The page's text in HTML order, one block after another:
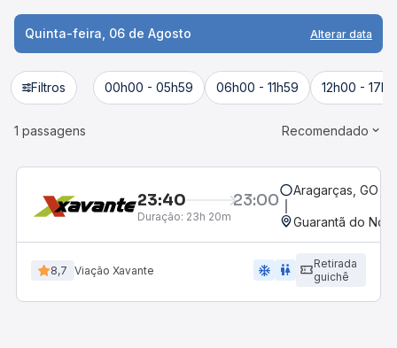
Quinta-feira, 06 de Agosto Alterar data
Filtros 00h00 - 05h59 06h00 - 11h59 12h00 -
1 passagens Recomendado
23:40 23:00
Duração: 23h 20m
Aragarças, GO
Guarantã do
8,7 Viação Xavante ac_unit wc
Retirada
guichê